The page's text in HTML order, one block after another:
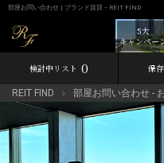
部屋お問い合わせ | ブランド賃貸－REIT FIND
5大
キャンペー
検討中リスト 0 保
REIT FIND 部屋お問い合わせ -